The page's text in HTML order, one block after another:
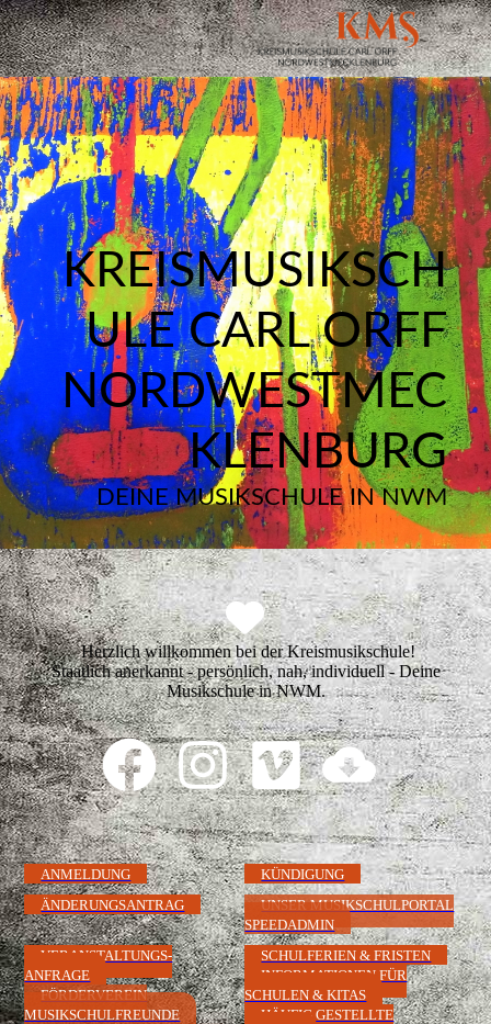
KREISMUSIKSCH
ULE CARL ORFF
NORDWESTMEC
KLENBURG
DEINE MUSIKSCHULE IN NWM
Herzlich willkommen bei der Kreismusikschule!
Staatlich anerkannt - persönlich, nah, individuell - Deine
Musikschule in NWM.
ANMELDUNG
KÜNDIGUNG
ÄNDERUNGSANTRAG
UNSER MUSIKSCHULPORTAL
SPEEDADMIN
VERANSTALTUNGS-
ANFRAGE
FÖRDERVEREIN
MUSIKSCHULFREUNDE
SCHULFERIEN & FRISTEN
INFORMATIONEN FÜR
SCHULEN & KITAS
HÄUFIG GESTELLTE